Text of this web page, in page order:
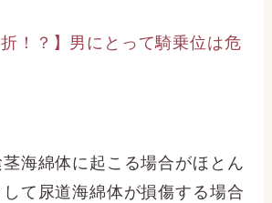
海綿体に起こる場合がほとん
て尿道海綿体が損傷する場合